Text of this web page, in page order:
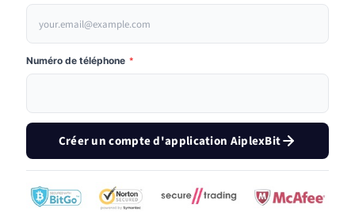
Numéro de téléphone *
Créer un compte d'application AiplexBit